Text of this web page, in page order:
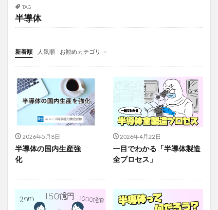
TAG
半導体
新着順 人気順
お勧めカテゴリ
投稿
学び
マンガ
電子書籍
2026年5月8日
半導体の国内生産強
化
2026年4月22日
一目でわかる「半導体製造
全プロセス」